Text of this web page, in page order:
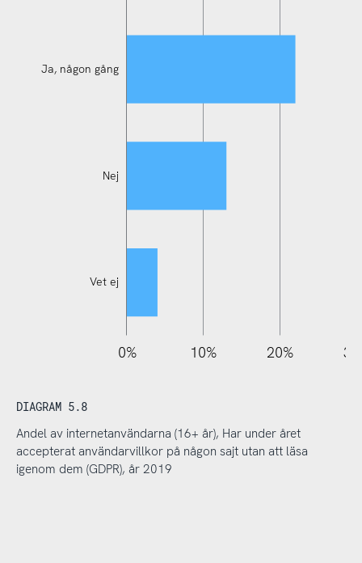
Ja, någon gång
Nej
Vet ej
-20% 20%
10%
0%
-10%
110%
DIAGRAM 5.8
Andel av internetanvändarna (16+ år), Har under året
accepterat användarvillkor på någon sajt utan att läsa
igenom dem (GDPR), år 2019